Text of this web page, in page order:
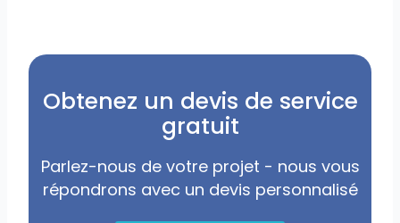
Obtenez un devis de service
gratuit
Parlez-nous de votre projet - nous vous
répondrons avec un devis personnalisé